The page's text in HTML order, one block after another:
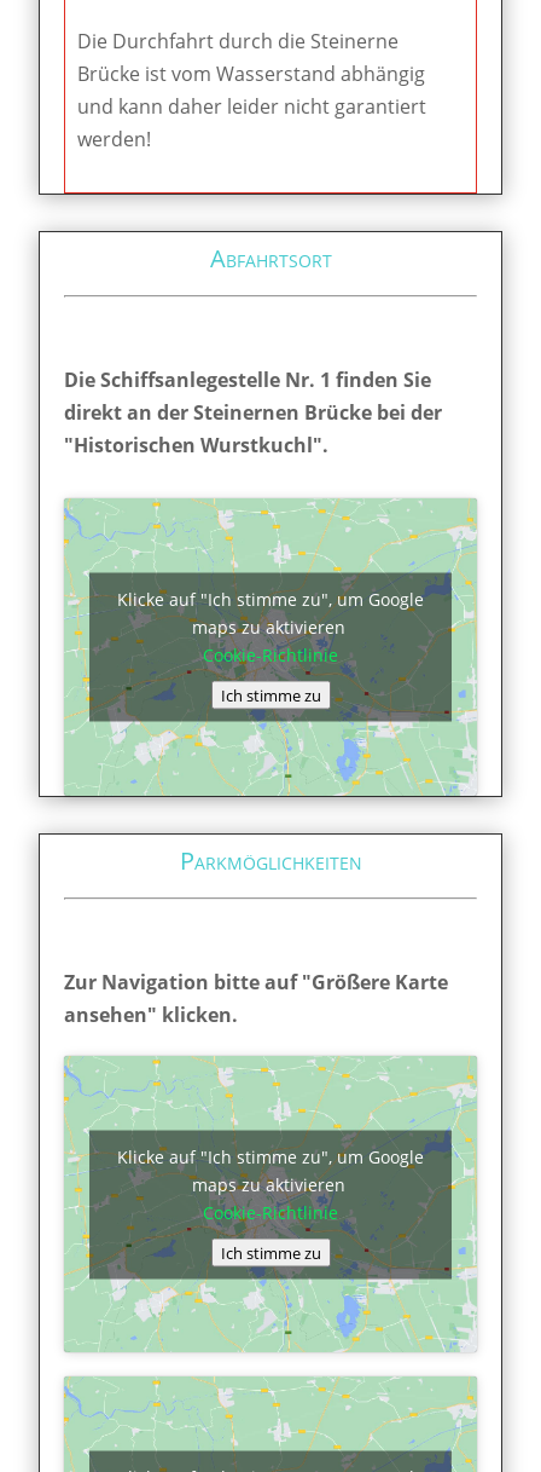
Die Durchfahrt durch die Steinerne
Brücke ist vom Wasserstand abhängig
und kann daher leider nicht garantiert
werden!
Abfahrtsort
Die Schiffsanlegestelle Nr. 1 finden Sie
direkt an der Steinernen Brücke bei der
"Historischen Wurstkuchl".
Klicke auf "Ich stimme zu", um Google
maps zu aktivieren
Cookie-Richtlinie
Ich stimme zu
Parkmöglichkeiten
Zur Navigation bitte auf "Größere Karte
ansehen" klicken.
Klicke auf "Ich stimme zu", um Google
maps zu aktivieren
Cookie-Richtlinie
Ich stimme zu